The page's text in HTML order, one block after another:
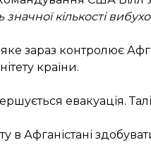
кількості
зараз контролює
країни.
евакуація.
в Афганістані